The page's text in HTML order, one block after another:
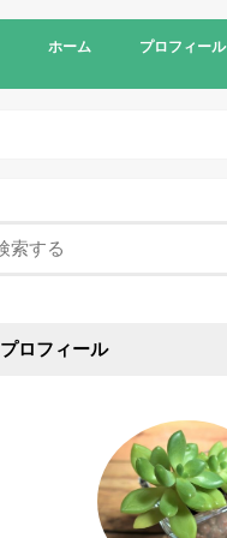
ホーム プロフィール
プロフィール